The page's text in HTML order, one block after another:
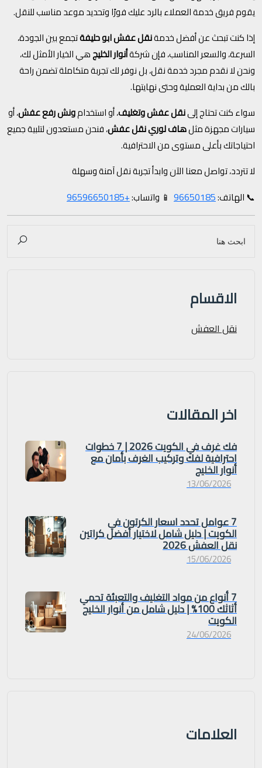
يقوم فريق خدمة العملاء بالرد عليك فورًا وتحديد موعد مناسب للنقل.
إذا كنت تبحث عن أفضل خدمةنقل عفش ابو حليفةتجمع بين الجودة،
السرعة، والسعر المناسب، فإن شركةأنوار الخليجهي الخيار الأمثل لك،
ونحن لا نقدم مجرد خدمة نقل، بل نوفر لك تجربة متكاملة تضمن راحة
بالك من بداية العملية وحتى نهايتها.
سواء كنت تحتاج إلىنقل عفش وتغليف، أو استخدامونش رفع عفش، أو
سيارات مجهزة مثلهاف لوري نقل عفش، فنحن مستعدون لتلبية جميع
احتياجاتك بأعلى مستوى من الاحترافية.
لا تتردد، تواصل معنا الآن وابدأ تجربة نقل آمنة وسهلة
📞 الهاتف:96650185 📱 واتساب:+96596650185
الاقسام
نقل العفش
اخر المقالات
فك غرف في الكويت 2026 | 7 خطوات
احترافية لفك وتركيب الغرف بأمان مع
أنوار الخليج
13/06/2026
7 عوامل تحدد اسعار الكرتون في
الكويت | دليل شامل لاختيار أفضل كراتين
نقل العفش 2026
15/06/2026
7 أنواع من مواد التغليف والتعبئة تحمي
أثاثك 100% | دليل شامل من أنوار الخليج
الكويت
24/06/2026
العلامات